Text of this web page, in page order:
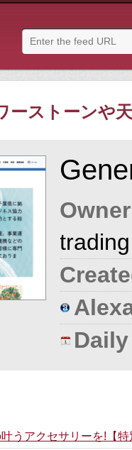
ーストーンや
うアクセサリーを!【